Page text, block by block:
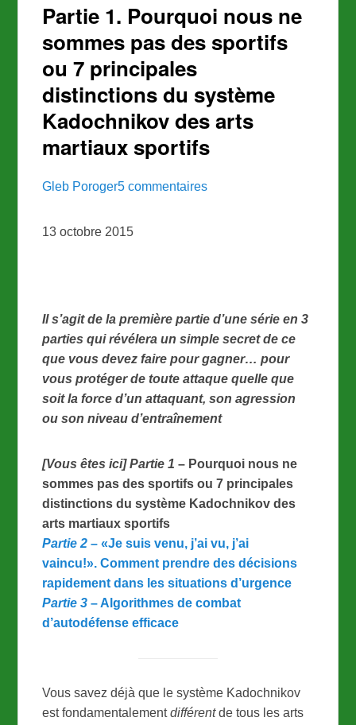
Partie 1. Pourquoi nous ne
sommes pas des sportifs
ou 7 principales
distinctions du système
Kadochnikov des arts
martiaux sportifs
Gleb Poroger5 commentaires
13 octobre 2015
Il s’agit de la première partie d’une série en 3
parties qui révélera un simple secret de ce
que vous devez faire pour gagner… pour
vous protéger de toute attaque quelle que
soit la force d’un attaquant, son agression
ou son niveau d’entraînement
[Vous êtes ici] Partie 1 – Pourquoi nous ne
sommes pas des sportifs ou 7 principales
distinctions du système Kadochnikov des
arts martiaux sportifs
Partie 2 – «Je suis venu, j’ai vu, j’ai
vaincu!». Comment prendre des décisions
rapidement dans les situations d’urgence
Partie 3 – Algorithmes de combat
d’autodéfense efficace
Vous savez déjà que le système Kadochnikov
est fondamentalementdifférentde tous les arts